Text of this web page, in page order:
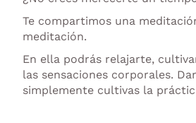
Te compartimos una
meditación.
En ella podrás relajarte,
las sensaciones corporales.
simplemente cultivas la